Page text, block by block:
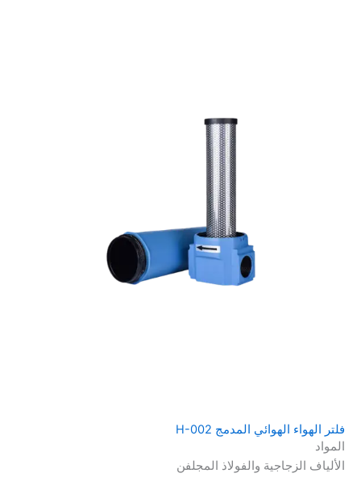
فلتر الهواء الهوائي المدمج H-002
المواد
الألياف الزجاجية والفولاذ المجلفن